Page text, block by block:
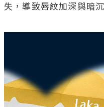
失，導致唇紋加深與暗沉